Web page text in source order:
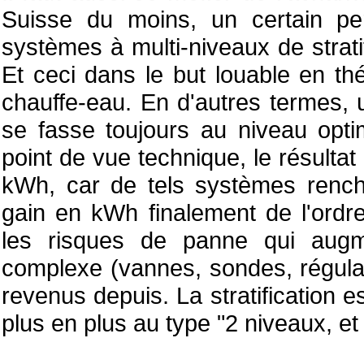
Suisse du moins, un certain
systèmes à multi-niveaux de
Et ceci dans le but louable en
chauffe-eau. En d'autres
se fasse toujours au niveau
point de vue technique, le
kWh, car de tels systèmes
gain en kWh finalement de
les risques de panne qui
complexe (vannes, sondes,
revenus depuis. La stratification
plus en plus au type "2 niveaux,